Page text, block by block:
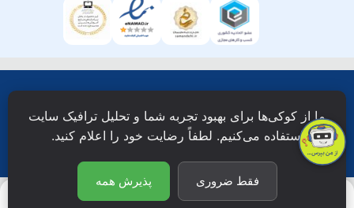
دانش نویان محفوظ است.
ما از کوکی‌ها برای بهبود تجربه شما و تحلیل ترافیک سایت
استفاده می‌کنیم. لطفاً رضایت خود را اعلام کنید.
فقط ضروری پذیرش همه